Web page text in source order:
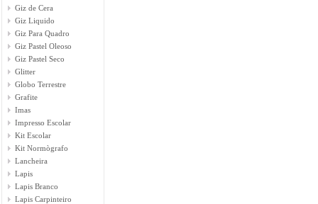
Giz de Cera
Giz Liquido
Giz Para Quadro
Giz Pastel Oleoso
Giz Pastel Seco
Glitter
Globo Terrestre
Grafite
Imas
Impresso Escolar
Kit Escolar
Kit Normògrafo
Lancheira
Lapis
Lapis Branco
Lapis Carpinteiro